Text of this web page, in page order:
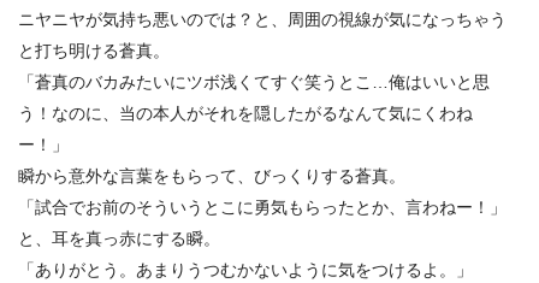
ニヤニヤが気持ち悪いのでは？と、周囲の視線が気になっちゃう
と打ち明ける蒼真。
「蒼真のバカみたいにツボ浅くてすぐ笑うとこ…俺はいいと思
う！なのに、当の本人がそれを隠したがるなんて気にくわね
ー！」
瞬から意外な言葉をもらって、びっくりする蒼真。
「試合でお前のそういうとこに勇気もらったとか、言わねー！」
と、耳を真っ赤にする瞬。
「ありがとう。あまりうつむかないように気をつけるよ。」